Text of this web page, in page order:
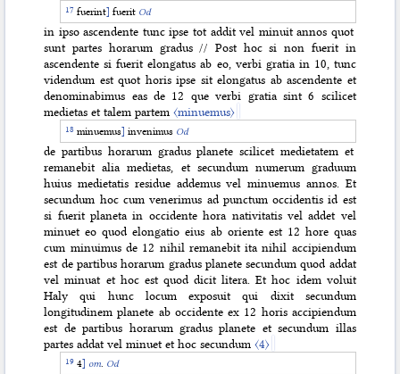
fuerint] fuerit Od
in ipso ascendente tunc ipse tot addit vel minuit annos quot
sunt partes horarum gradus // Post hoc si non fuerit in
ascendente si fuerit elongatus ab eo, verbi gratia in 10, tunc
videndum est quot horisipse sit elongatus ab ascendente et
denominabimus eas de 12 que verbi gratia sint 6 scilicet
medietas et talem partem〈minuemus〉
minuemus] invenimus Od
de partibus horarum gradus planete scilicet medietatem et
remanebit alia medietas, et secundum numerum graduum
huius medietatis residue addemus vel minuemus annos. Et
secundum hoc cum venerimus ad punctum occidentis id est
si fuerit planeta in occidente hora nativitatis vel addet vel
minuet eo quod elongatio eius ab oriente est 12 hore quas
cum minuimus de 12 nihil remanebit ita nihil accipiendum
est de partibus horarum gradus planete secundum quod addat
vel minuat et hoc est quod dicit litera. Et hoc idem voluit
Haly qui hunc locum exposuit qui dixit secundum
longitudinem planete ab occidente ex 12 horis accipiendum
est de partibus horarum gradus planete et secundum illas
partes addat vel minuet et hoc secundum〈4〉
4] om. Od